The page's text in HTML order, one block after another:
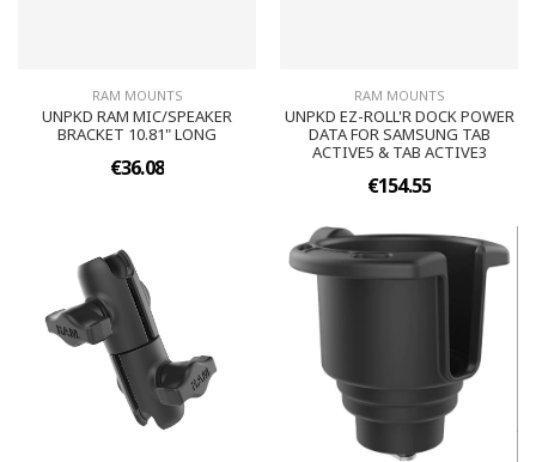
RAM MOUNTS
UNPKD RAM MIC/SPEAKER
BRACKET 10.81" LONG
€36.08
RAM MOUNTS
UNPKD EZ-ROLL'R DOCK POWER
DATA FOR SAMSUNG TAB
ACTIVE5 & TAB ACTIVE3
€154.55